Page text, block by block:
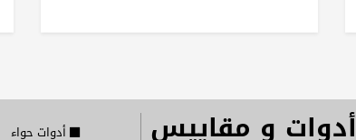
أدوات و مقاييس أدوات حواء